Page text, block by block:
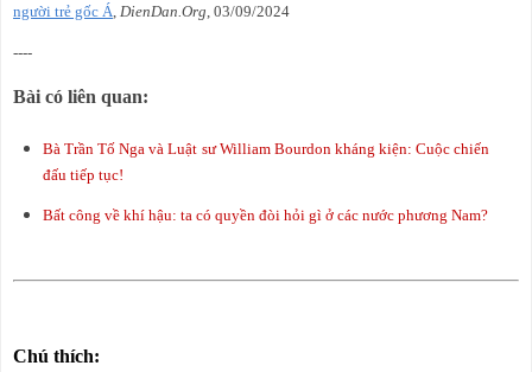
người trẻ gốc Á DienDan.Org , 03/09/2024
----
Bài có liên quan:
Bà Trần Tố Nga và Luật sư William Bourdon kháng kiện: Cuộc chiến
đấu tiếp tục!
Bất công về khí hậu: ta có quyền đòi hỏi gì ở các nước phương Nam?
Chú thích: